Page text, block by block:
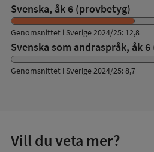
Svenska, åk 6 (provbetyg)
Genomsnittet i Sverige 2024/25: 12,8
Svenska som andraspråk, åk
Genomsnittet i Sverige 2024/25: 8,7
Vill du veta mer?